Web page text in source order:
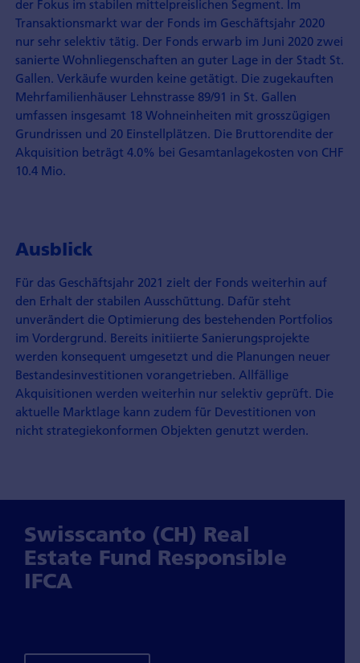
der Fokus im stabilen mittelpreislichen Segment. Im
Transaktionsmarkt war der Fonds im Geschäftsjahr 2020
nur sehr selektiv tätig. Der Fonds erwarb im Juni 2020 zwei
sanierte Wohnliegenschaften an guter Lage in der Stadt St.
Gallen. Verkäufe wurden keine getätigt. Die zugekauften
Mehrfamilienhäuser Lehnstrasse 89/91 in St. Gallen
umfassen insgesamt 18 Wohneinheiten mit grosszügigen
Grundrissen und 20 Einstellplätzen. Die Bruttorendite der
Akquisition beträgt 4.0% bei Gesamtanlagekosten von CHF
10.4 Mio.
Ausblick
Für das Geschäftsjahr 2021 zielt der Fonds weiterhin auf
den Erhalt der stabilen Ausschüttung. Dafür steht
unverändert die Optimierung des bestehenden Portfolios
im Vordergrund. Bereits initiierte Sanierungsprojekte
werden konsequent umgesetzt und die Planungen neuer
Bestandesinvestitionen vorangetrieben. Allfällige
Akquisitionen werden weiterhin nur selektiv geprüft. Die
aktuelle Marktlage kann zudem für Devestitionen von
nicht strategiekonformen Objekten genutzt werden.
Swisscanto (CH) Real
Estate Fund Responsible
IFCA